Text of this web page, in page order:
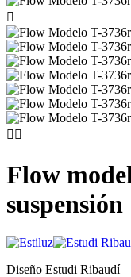

 
Flow
suspensión
Diseño Estudi Ribaudí